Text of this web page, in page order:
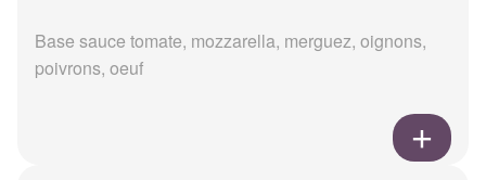
Base sauce tomate, mozzarella, merguez, oignons,
poivrons, oeuf